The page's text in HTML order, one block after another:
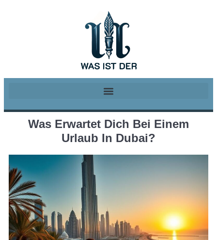
Was Erwartet Dich Bei Einem
Urlaub In Dubai?